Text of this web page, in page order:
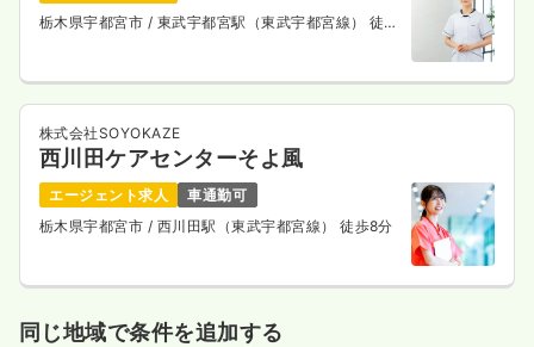
栃木県宇都宮市 / 東武宇都宮駅（東武宇都宮線） 徒歩
株式会社SOYOKAZE
西川田ケアセンターそよ風
エージェント求人
車通勤可
栃木県宇都宮市 / 西川田駅（東武宇都宮線） 徒歩8分
同じ地域で条件を追加する